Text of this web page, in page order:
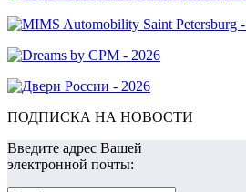
ПОДПИСКА НА НОВОСТИ
Введите адрес Вашей
электронной почты: